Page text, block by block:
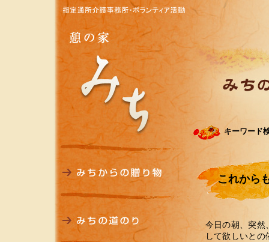
キーワード
これから
今日の朝、突然
して欲しいと